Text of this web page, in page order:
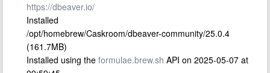
https://dbeaver.io/
Installed
/opt/homebrew/Caskroom/dbeaver-community/25.0.4
(161.7MB)
Installed using the formulae.brew.sh API on 2025-05-07 at